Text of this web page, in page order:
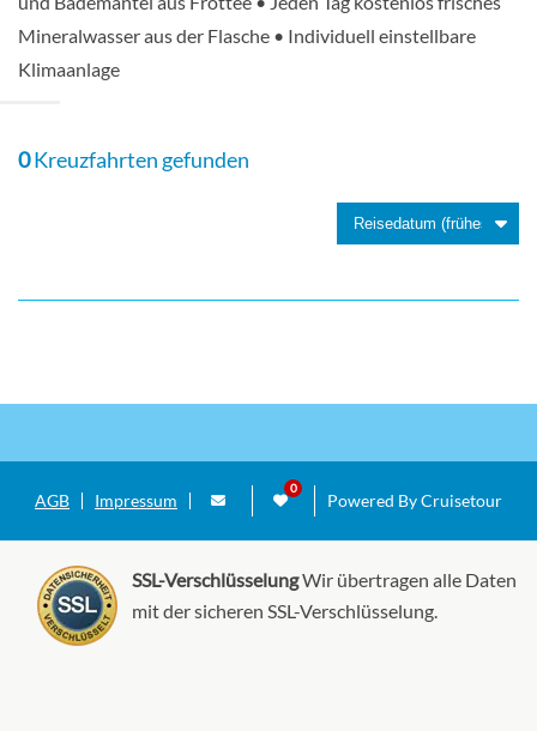
Mineralwasser aus der Flasche • Individuell einstellbare
Klimaanlage
0Kreuzfahrten gefunden
AGB Impressum Powered By Cruisetour
SSL-VerschlüsselungWir übertragen alle Daten
mit der sicheren SSL-Verschlüsselung.